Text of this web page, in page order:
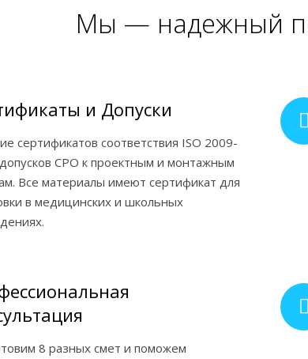
Мы — надежный
и Допуски
сертификатов соответствия ISO 2009-
СРО к проектным и монтажным
Все материалы имеют сертификат для
в медицинских и школьных
8 разных смет и поможем